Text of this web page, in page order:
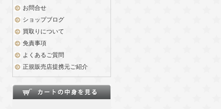
お問合せ
ショップブログ
買取りについて
免責事項
よくあるご質問
正規販売店提携元ご紹介